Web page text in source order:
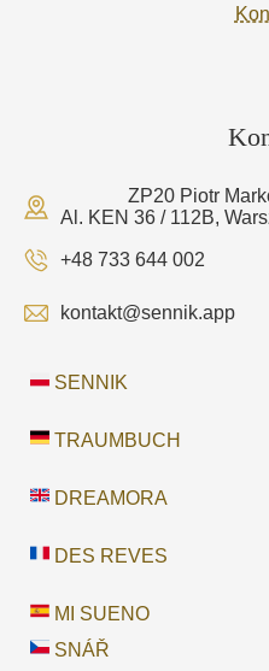
ZP20 Piotr
Al. KEN 36 / 112B,
+48 733 644 002
kontakt@sennik.app
SENNIK
TRAUMBUCH
DREAMORA
DES REVES
MI SUENO
SNÁŘ